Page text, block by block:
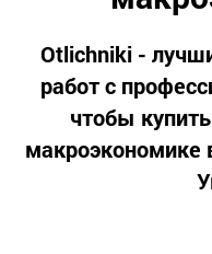
Otlichniki -
работ с
чтобы
макроэкономике